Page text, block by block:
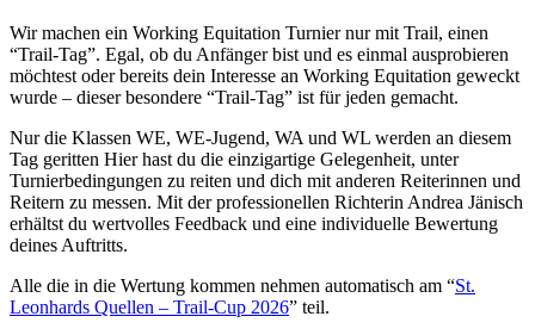
Wir machen ein Working Equitation Turnier nur mit Trail, einen
“Trail-Tag”. Egal, ob du Anfänger bist und es einmal ausprobieren
möchtest oder bereits dein Interesse an Working Equitation geweckt
wurde – dieser besondere “Trail-Tag” ist für jeden gemacht.
Nur die Klassen WE, WE-Jugend, WA und WL werden an diesem
Tag geritten Hier hast du die einzigartige Gelegenheit, unter
Turnierbedingungen zu reiten und dich mit anderen Reiterinnen und
Reitern zu messen. Mit der professionellen Richterin Andrea Jänisch
erhältst du wertvolles Feedback und eine individuelle Bewertung
deines Auftritts.
Alle die in die Wertung kommen nehmen automatisch am “St.
Leonhards Quellen – Trail-Cup 2026” teil.